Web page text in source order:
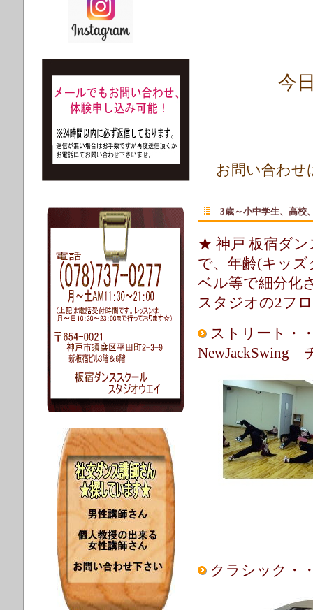
今
お問い合わせ
3歳～小中学生、高校
★ 神戸 板宿ダン
で、年齢(キッ
ベル等で細分
スタジオの2フ
ストリート・
NewJackSwing
クラシック